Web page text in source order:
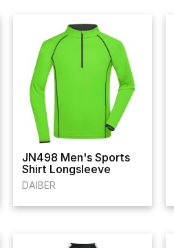
JN498 Men's Sports
Shirt Longsleeve
DAIBER